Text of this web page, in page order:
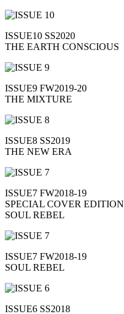
ISSUE10 SS2020
THE EARTH CONSCIOUS
ISSUE9 FW2019-20
THE MIXTURE
ISSUE8 SS2019
THE NEW ERA
ISSUE7 FW2018-19
SPECIAL COVER EDITION
SOUL REBEL
ISSUE7 FW2018-19
SOUL REBEL
ISSUE6 SS2018